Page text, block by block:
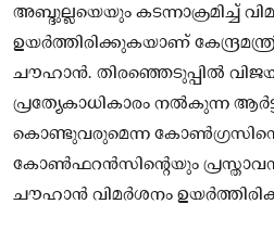
അബ്ദുല്ലയെയും കടന്നാക്രമിച്ച്
ഉയർത്തിരിക്കുകയാണ്
ചൗഹാൻ. തിരഞ്ഞെടുപ്പിൽ
പ്രത്യേകാധികാരം നൽകുന്ന
കൊണ്ടുവരുമെന്ന
കോൺഫറൻസിന്റെയും
ചൗഹാൻ വിമർശനം